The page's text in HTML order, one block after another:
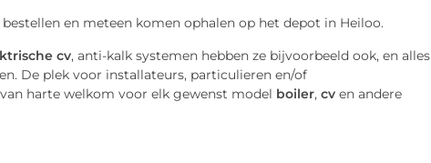
en meteen komen ophalen op het depot in Heiloo.
cv, anti-kalk systemen hebben ze bijvoorbeeld ook, en alles
De plek voor installateurs, particulieren en/of
harte welkom voor elk gewenst model boiler, cven andere